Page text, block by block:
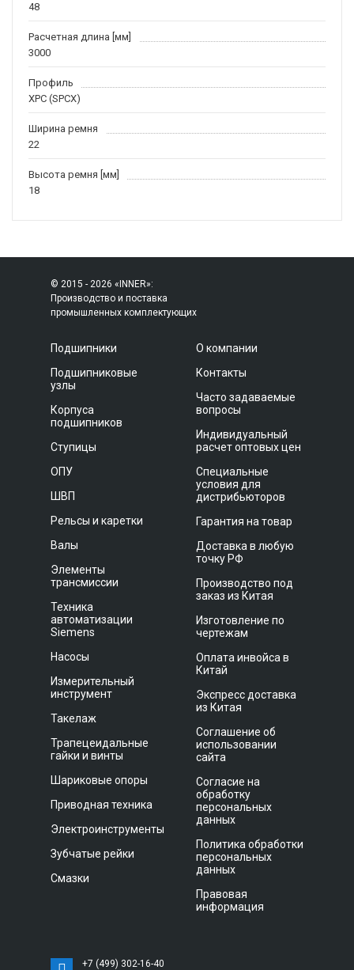
48
Расчетная длина [мм]
3000
Профиль
XPC (SPCX)
Ширина ремня
22
Высота ремня [мм]
18
© 2015 - 2026 «INNER»:
Производство и поставка
промышленных комплектующих
Подшипники
Подшипниковые
узлы
Корпуса
подшипников
Ступицы
ОПУ
ШВП
Рельсы и каретки
Валы
Элементы
трансмиссии
Техника
автоматизации
Siemens
Насосы
Измерительный
инструмент
Такелаж
Трапецеидальные
гайки и винты
Шариковые опоры
Приводная техника
Электроинструменты
Зубчатые рейки
Смазки
О компании
Контакты
Часто задаваемые
вопросы
Индивидуальный
расчет оптовых цен
Специальные
условия для
дистрибьюторов
Гарантия на товар
Доставка в любую
точку РФ
Производство под
заказ из Китая
Изготовление по
чертежам
Оплата инвойса в
Китай
Экспресс доставка
из Китая
Соглашение об
использовании
сайта
Согласие на
обработку
персональных
данных
Политика обработки
персональных
данных
Правовая
информация
+7 (499) 302-16-40